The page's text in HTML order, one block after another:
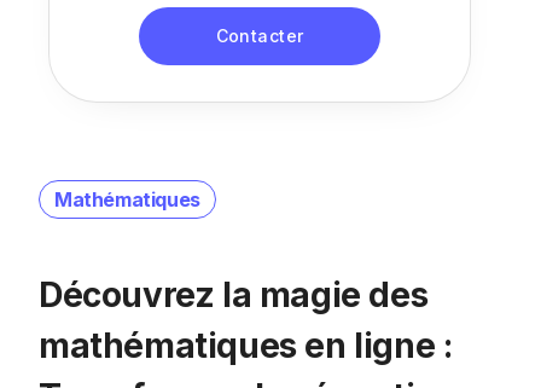
Mathématiques
Découvrez la magie des
mathématiques en ligne :
Contacter